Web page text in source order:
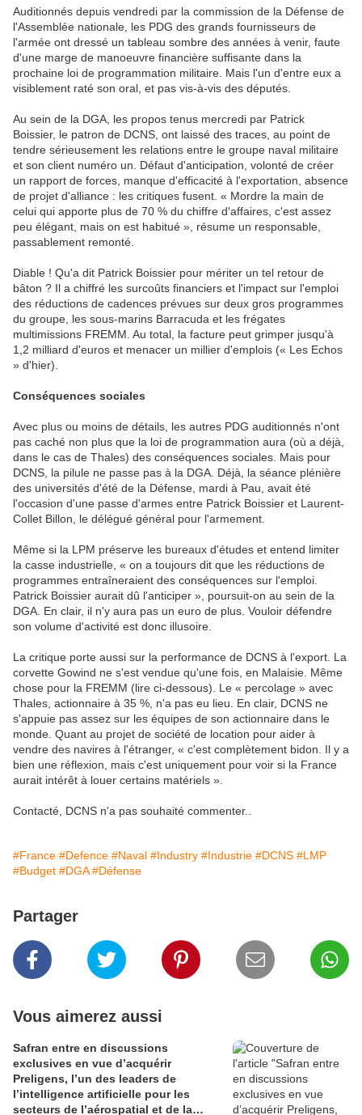
Auditionnés depuis vendredi par la commission de la Défense de
l'Assemblée nationale, les PDG des grands fournisseurs de
l'armée ont dressé un tableau sombre des années à venir, faute
d'une marge de manoeuvre financière suffisante dans la
prochaine loi de programmation militaire. Mais l'un d'entre eux a
visiblement raté son oral, et pas vis-à-vis des députés.
Au sein de la DGA, les propos tenus mercredi par Patrick
Boissier, le patron de DCNS, ont laissé des traces, au point de
tendre sérieusement les relations entre le groupe naval militaire
et son client numéro un. Défaut d'anticipation, volonté de créer
un rapport de forces, manque d'efficacité à l'exportation, absence
de projet d'alliance : les critiques fusent. « Mordre la main de
celui qui apporte plus de 70 % du chiffre d'affaires, c'est assez
peu élégant, mais on est habitué », résume un responsable,
passablement remonté.
Diable ! Qu'a dit Patrick Boissier pour mériter un tel retour de
bâton ? Il a chiffré les surcoûts financiers et l'impact sur l'emploi
des réductions de cadences prévues sur deux gros programmes
du groupe, les sous-marins Barracuda et les frégates
multimissions FREMM. Au total, la facture peut grimper jusqu'à
1,2 milliard d'euros et menacer un millier d'emplois (« Les Echos
» d'hier).
Conséquences sociales
Avec plus ou moins de détails, les autres PDG auditionnés n'ont
pas caché non plus que la loi de programmation aura (où a déjà,
dans le cas de Thales) des conséquences sociales. Mais pour
DCNS, la pilule ne passe pas à la DGA. Déjà, la séance plénière
des universités d'été de la Défense, mardi à Pau, avait été
l'occasion d'une passe d'armes entre Patrick Boissier et Laurent-
Collet Billon, le délégué général pour l'armement.
Même si la LPM préserve les bureaux d'études et entend limiter
la casse industrielle, « on a toujours dit que les réductions de
programmes entraîneraient des conséquences sur l'emploi.
Patrick Boissier aurait dû l'anticiper », poursuit-on au sein de la
DGA. En clair, il n'y aura pas un euro de plus. Vouloir défendre
son volume d'activité est donc illusoire.
La critique porte aussi sur la performance de DCNS à l'export. La
corvette Gowind ne s'est vendue qu'une fois, en Malaisie. Même
chose pour la FREMM (lire ci-dessous). Le « percolage » avec
Thales, actionnaire à 35 %, n'a pas eu lieu. En clair, DCNS ne
s'appuie pas assez sur les équipes de son actionnaire dans le
monde. Quant au projet de société de location pour aider à
vendre des navires à l'étranger, « c'est complètement bidon. Il y a
bien une réflexion, mais c'est uniquement pour voir si la France
aurait intérêt à louer certains matériels ».
Contacté, DCNS n'a pas souhaité commenter..
#France #Defence #Naval #Industry #Industrie #DCNS #LMP
#Budget #DGA #Défense
Partager
Vous aimerez aussi
Safran entre en discussions
exclusives en vue d’acquérir
Preligens, l’un des leaders de
l’intelligence artificielle pour les
secteurs de l’aérospatial et de la